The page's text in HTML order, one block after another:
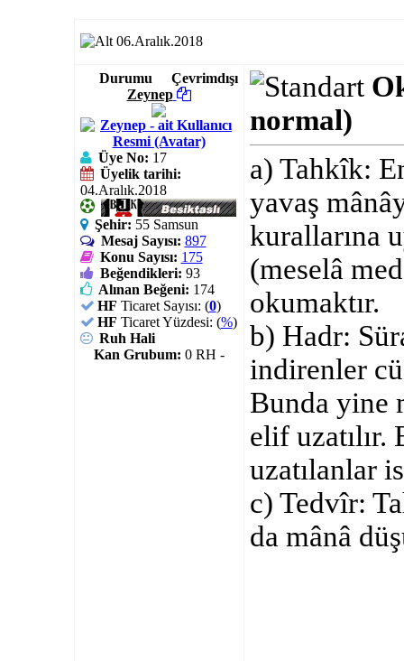
06.Aralık.2018
Durumu
Çevrimdışı
Zeynep
Üye No: 17
Üyelik tarihi:
04.Aralık.2018
Şehir: 55 Samsun
Mesaj Sayısı: 897
Konu Sayısı: 175
Beğendikleri: 93
Alınan Beğeni: 174
HF Ticaret Sayısı: (0)
HF Ticaret Yüzdesi: (%)
Ruh Hali
Kan Grubum: 0 RH -
normal)
a) Tahkîk:
yavaş
kurallarına
(meselâ
okumaktır.
b) Hadr:
indirenler
Bunda yine
elif uzatılır.
uzatılanlar
c) Tedvîr:
da mânâ